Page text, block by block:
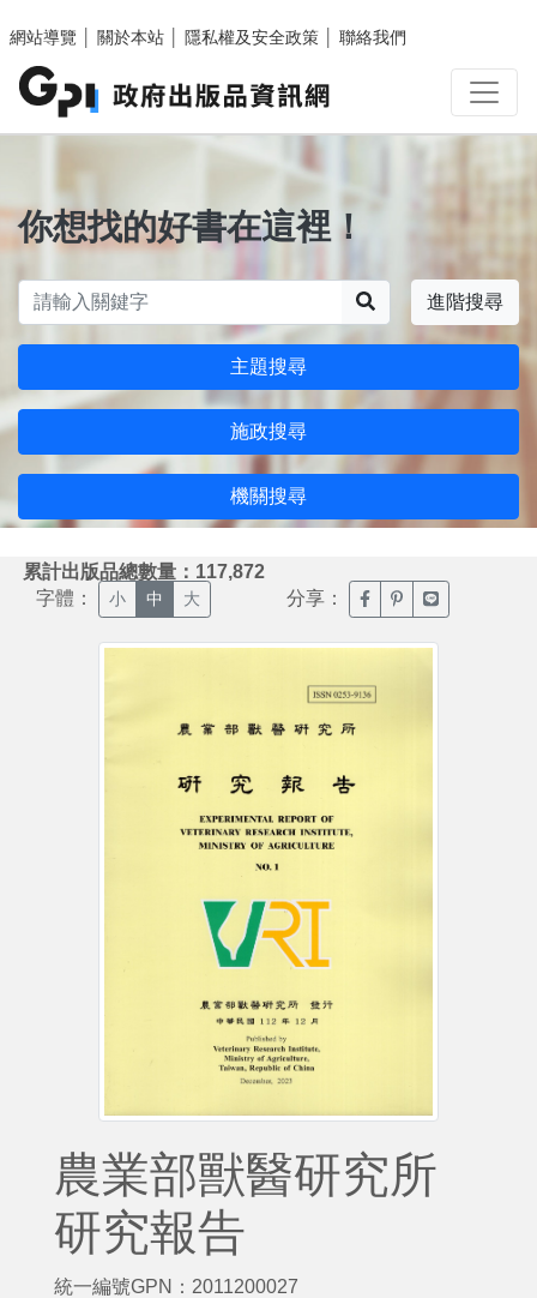
網站導覽
關於本站 隱私權及安全政策 聯絡我們
你想找的好書在這裡！
進階搜尋
主題搜尋
施政搜尋
機關搜尋
累計出版品總數量：117,872
字體： 小 中 大 分享： 臉書分享(另開新視窗)
噗浪分享(另開新
Line分享(另
農業部獸醫研究所
研究報告
統一編號GPN：2011200027